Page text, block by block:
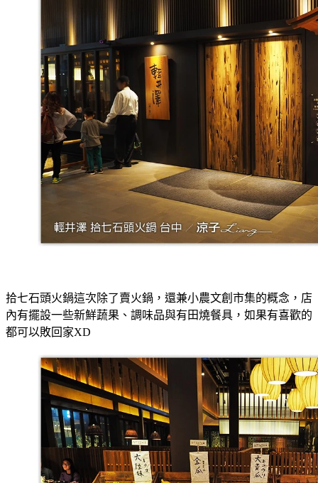
拾七石頭火鍋這次除了賣火鍋，還兼小農文創市集的概念，店
內有擺設一些新鮮蔬果、調味品與有田燒餐具，如果有喜歡的
都可以敗回家XD